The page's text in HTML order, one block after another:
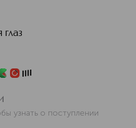
узнать о поступлении